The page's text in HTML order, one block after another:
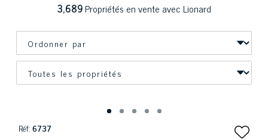
3,689Propriétés en vente avec Lionard
Réf:6737